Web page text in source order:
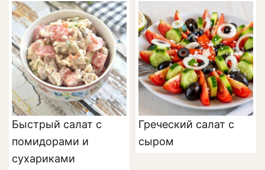
Быстрый салат с
помидорами и
сухариками
Греческий салат с
сыром